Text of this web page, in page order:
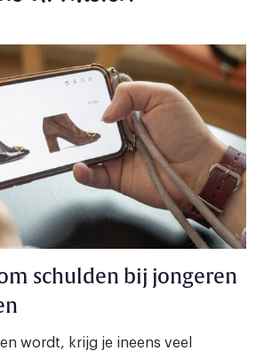
schulden bij jongeren
wordt, krijg je ineens veel